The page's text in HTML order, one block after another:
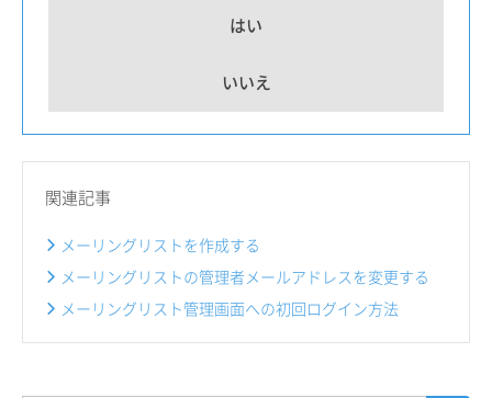
はい
いいえ
関連記事
メーリングリストを作成する
メーリングリストの管理者メールアドレスを変更する
メーリングリスト管理画面への初回ログイン方法